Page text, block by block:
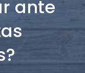
ante